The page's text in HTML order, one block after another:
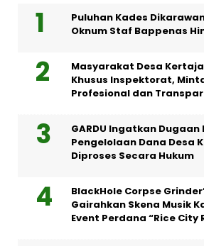
Puluhan Kades
Oknum Staf Bappenas
Masyarakat Desa
Khusus Inspektorat,
Profesional dan
GARDU Ingatkan
Pengelolaan Dana Desa
Diproses Secara Hukum
BlackHole Corpse
Gairahkan Skena Musik
Event Perdana “Rice City